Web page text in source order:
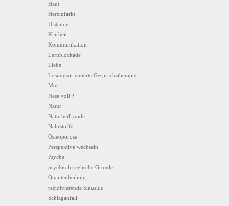
Haut
Herzinfarkt
Histamin
Klarheit
Kommunikation
Lernblockade
Liebe
Lösungsorientierte Gesprächstherapie
Mut
Nase voll ?
Natur
Naturheilkunde
Nährstoffe
Osteoporose
Perspektive wechseln
Psyche
psychisch-seelische Gründe
Quantenheilung
rezidivierende Sinusitis
Schlaganfall